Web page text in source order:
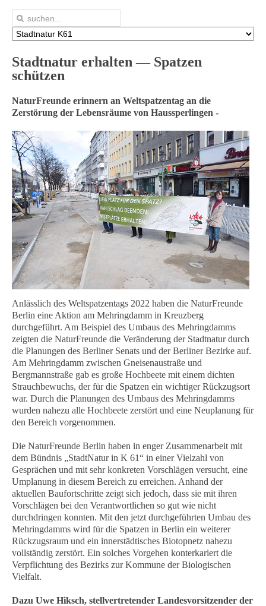
Stadtnatur erhalten — Spatzen
schützen
NaturFreunde erinnern an Weltspatzentag an die
Zerstörung der Lebensräume von Haussperlingen -
Anlässlich des Weltspatzentags 2022 haben die NaturFreunde
Berlin eine Aktion am Mehringdamm in Kreuzberg
durchgeführt. Am Beispiel des Umbaus des Mehringdamms
zeigten die NaturFreunde die Veränderung der Stadtnatur durch
die Planungen des Berliner Senats und der Berliner Bezirke auf.
Am Mehringdamm zwischen Gneisenaustraße und
Bergmannstraße gab es große Hochbeete mit einem dichten
Strauchbewuchs, der für die Spatzen ein wichtiger Rückzugsort
war. Durch die Planungen des Umbaus des Mehringdamms
wurden nahezu alle Hochbeete zerstört und eine Neuplanung für
den Bereich vorgenommen.
Die NaturFreunde Berlin haben in enger Zusammenarbeit mit
dem Bündnis „StadtNatur in K 61“ in einer Vielzahl von
Gesprächen und mit sehr konkreten Vorschlägen versucht, eine
Umplanung in diesem Bereich zu erreichen. Anhand der
aktuellen Baufortschritte zeigt sich jedoch, dass sie mit ihren
Vorschlägen bei den Verantwortlichen so gut wie nicht
durchdringen konnten. Mit den jetzt durchgeführten Umbau des
Mehringdamms wird für die Spatzen in Berlin ein weiterer
Rückzugsraum und ein innerstädtisches Biotopnetz nahezu
vollständig zerstört. Ein solches Vorgehen konterkariert die
Verpflichtung des Bezirks zur Kommune der Biologischen
Vielfalt.
Dazu Uwe Hiksch, stellvertretender Landesvorsitzender der